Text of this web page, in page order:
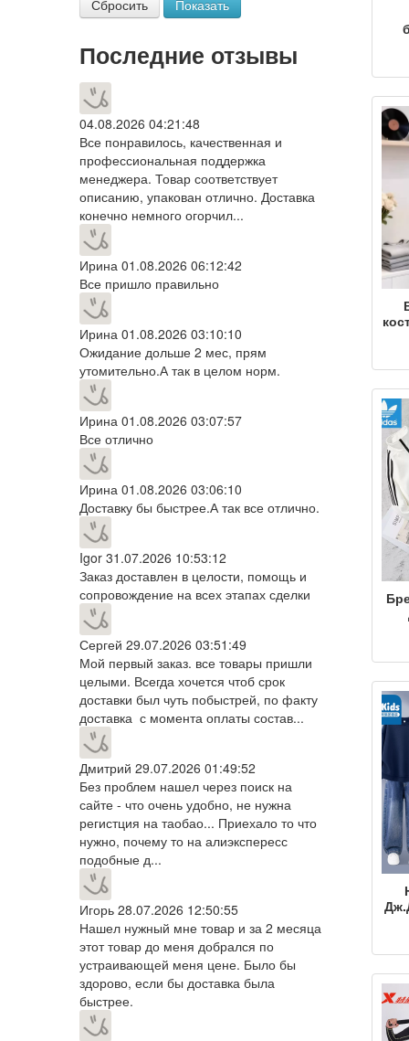
Сбросить Показать
Последние отзывы
04.08.2026 04:21:48
Все понравилось, качественная и
профессиональная поддержка
менеджера. Товар соответствует
описанию, упакован отлично. Доставка
конечно немного огорчил...
Ирина 01.08.2026 06:12:42
Все пришло правильно
Ирина 01.08.2026 03:10:10
Ожидание дольше 2 мес, прям
утомительно.А так в целом норм.
Ирина 01.08.2026 03:07:57
Все отлично
Ирина 01.08.2026 03:06:10
Доставку бы быстрее.А так все отлично.
Igor 31.07.2026 10:53:12
Заказ доставлен в целости, помощь и
сопровождение на всех этапах сделки
Сергей 29.07.2026 03:51:49
Мой первый заказ. все товары пришли
целыми. Всегда хочется чтоб срок
доставки был чуть побыстрей, по факту
доставка с момента оплаты состав...
Дмитрий 29.07.2026 01:49:52
Без проблем нашел через поиск на
сайте - что очень удобно, не нужна
регистция на таобао... Приехало то что
нужно, почему то на алиэкспересс
подобные д...
Игорь 28.07.2026 12:50:55
Нашел нужный мне товар и за 2 месяца
этот товар до меня добрался по
устраивающей меня цене. Было бы
здорово, если бы доставка была
быстрее.